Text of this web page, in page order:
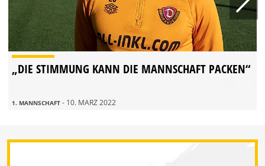
„DIE STIMMUNG KANN DIE MANNSCHAFT PACKEN“
1. MANNSCHAFT - 10. MÄRZ 2022